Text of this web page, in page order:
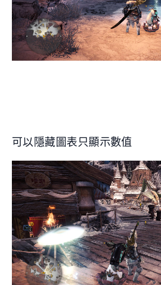
可以隱藏圖表只顯示數值